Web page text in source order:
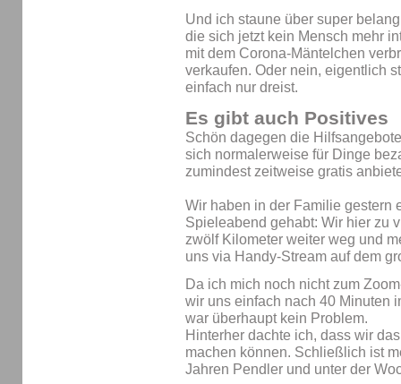
Und ich staune über super
die sich jetzt kein Mensch mehr
mit dem Corona-Mäntelchen
verkaufen. Oder nein, eigentlich
einfach nur dreist.
Es gibt auch Positives
Schön dagegen die
sich normalerweise für Dinge
zumindest zeitweise gratis
Wir haben in der Familie gestern
Spieleabend gehabt: Wir hier zu
zwölf Kilometer weiter weg und
uns via Handy-Stream auf dem
Da ich mich noch nicht zum
wir uns einfach nach 40 Minuten
war überhaupt kein Problem.
Hinterher dachte ich, dass wir
machen können. Schließlich ist
Jahren Pendler und unter der